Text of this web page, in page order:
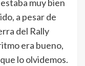
muy bien
a pesar de
del Rally
era bueno,
lo olvidemos.